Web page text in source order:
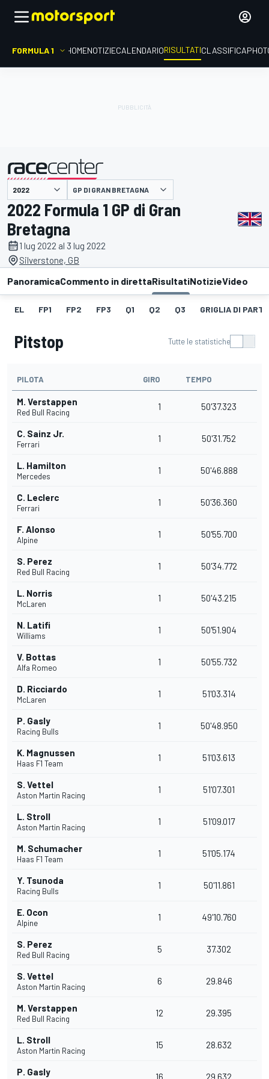
FORMULA 1 HOMENOTIZIECALENDARIORISULTATICLASSIFICA
presentato da GP DI GRAN BRETAGNA
2022 Formula 1 GP di Gran
Bretagna
1 lug 2022 al 3 lug 2022
Silverstone, GB
PanoramicaCommento in direttaRisultatiNotizieVideo
EL FP1 FP2 FP3 Q1 Q2 Q3 GRIGLIA DI
Pitstop Tutte le statistiche
PILOTA GIRO TEMPO
M. Verstappen
Red Bull Racing
1 50'37.323
C. Sainz Jr.
Ferrari
1 50'31.752
L. Hamilton
Mercedes
1 50'46.888
C. Leclerc
Ferrari
1 50'36.360
F. Alonso
Alpine
1 50'55.700
S. Perez
Red Bull Racing
1 50'34.772
L. Norris
McLaren
1 50'43.215
N. Latifi
Williams
1 50'51.904
V. Bottas
Alfa Romeo
1 50'55.732
D. Ricciardo
McLaren
1 51'03.314
P. Gasly
Racing Bulls
1 50'48.950
K. Magnussen
Haas F1 Team
1 51'03.613
S. Vettel
Aston Martin Racing
1 51'07.301
L. Stroll
Aston Martin Racing
1 51'09.017
M. Schumacher
Haas F1 Team
1 51'05.174
Y. Tsunoda
Racing Bulls
1 50'11.861
E. Ocon
Alpine
1 49'10.760
S. Perez
Red Bull Racing
5 37.302
S. Vettel
Aston Martin Racing
6 29.846
M. Verstappen
Red Bull Racing
12 29.395
L. Stroll
Aston Martin Racing
15 28.632
P. Gasly 16 29.632